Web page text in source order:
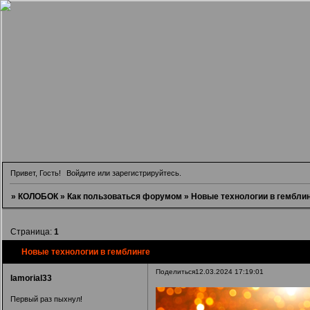
Привет, Гость! Войдите илизарегистрируйтесь
» КОЛОБОК » Как пользоваться форумом » Новые технологии в
Новые технологии в гемблинге
Страница: 1
Поделиться12.03.2024 17:19:01
Iamorial33
Первый раз пыхнул!